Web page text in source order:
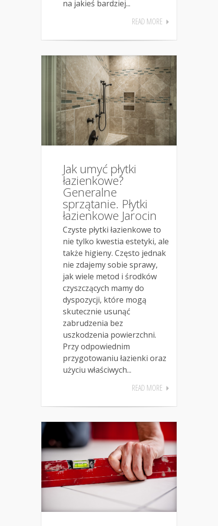
na jakieś bardziej...
READ MORE
Jak umyć płytki
łazienkowe?
Generalne
sprzątanie. Płytki
łazienkowe Jarocin
Czyste płytki łazienkowe to
nie tylko kwestia estetyki, ale
także higieny. Często jednak
nie zdajemy sobie sprawy,
jak wiele metod i środków
czyszczących mamy do
dyspozycji, które mogą
skutecznie usunąć
zabrudzenia bez
uszkodzenia powierzchni.
Przy odpowiednim
przygotowaniu łazienki oraz
użyciu właściwych...
READ MORE